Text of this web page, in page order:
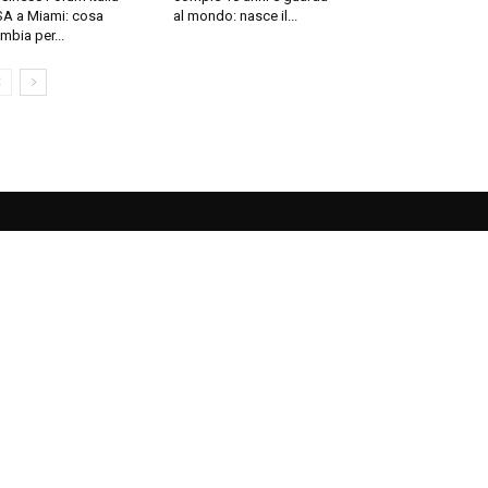
a Miami: cosa
per...
al mondo: nasce il...